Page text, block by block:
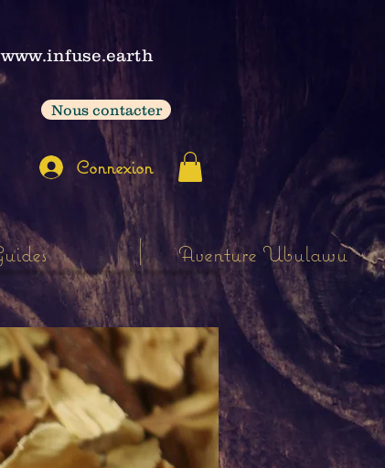
www.infuse.earth
Nous contacter
Connexion
Aventure Ubulawu